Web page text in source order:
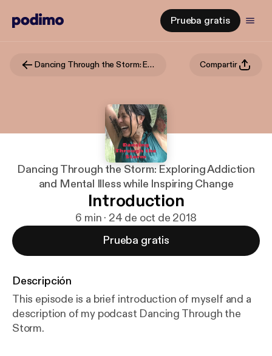
Prueba gratis
Dancing Through the Storm: Exploring Addiction and Mental Illess while Inspiring Change Compartir
Dancing Through the Storm: Exploring Addiction
and Mental Illess while Inspiring Change
Introduction
6 min · 24 de oct de 2018
Prueba gratis
Descripción
This episode is a brief introduction of myself and a
description of my podcast Dancing Through the
Storm.